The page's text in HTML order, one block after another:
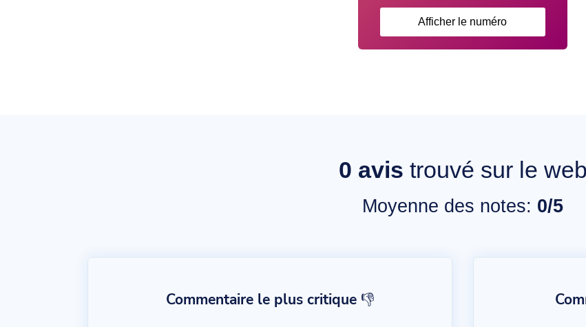
Afficher le numéro
0 avis trouvé sur le web
Moyenne des notes: 0/5
Commentaire le plus critique 👎